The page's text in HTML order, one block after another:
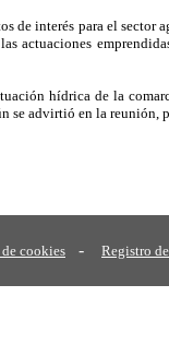
de interés para el
actuaciones
hídrica de la
se advirtió en la
cookies - Registro